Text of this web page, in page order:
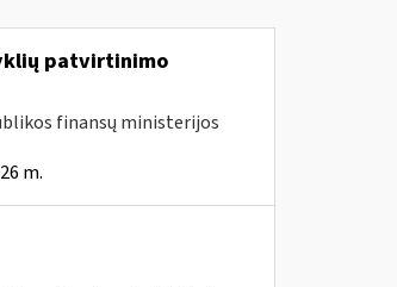
patvirtinimo
finansų ministerijos
m.